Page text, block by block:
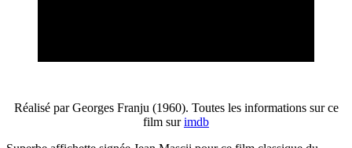
Réalisé par Georges Franju (1960). Toutes les informations sur ce
film surimdb